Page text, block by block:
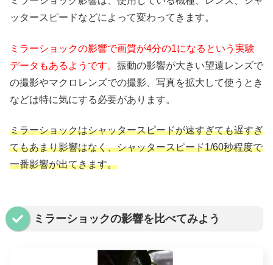
ッタースピードなどによって変わってきます。
ミラーショックの影響で画質が4分の1になるという実験
データもあるようです。 振動の影響が大きい望遠レンズで
の撮影やマクロレンズでの撮影、写真を拡大して使うとき
などは特に気にする必要があります。
ミラーショックはシャッタースピードが速すぎても遅すぎ
てもあまり影響はなく、シャッタースピード1/60秒程度で
一番影響が出てきます。
ミラーショックの影響を比べてみよう